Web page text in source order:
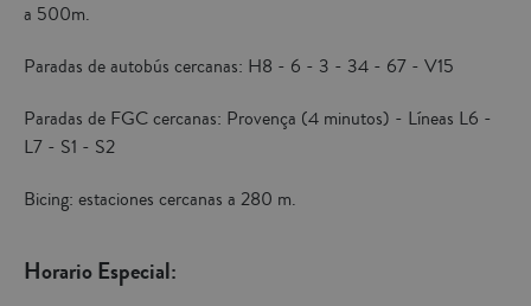
a 500m.
Paradas de autobús cercanas: H8 - 6 - 3 - 34 - 67 - V15
Paradas de FGC cercanas: Provença (4 minutos) - Líneas L6 -
L7 - S1 - S2
Bicing: estaciones cercanas a 280 m.
Horario Especial: